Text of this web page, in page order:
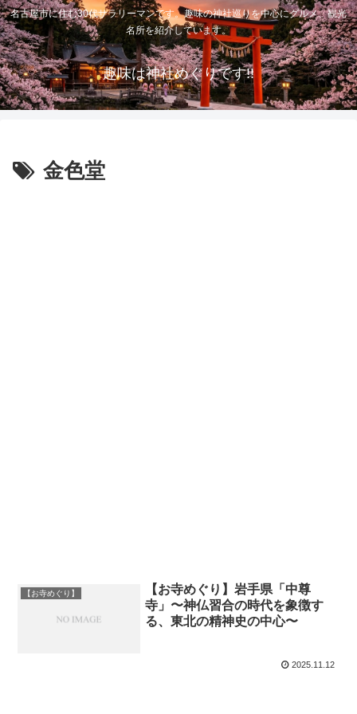
名古屋市に住む30代サラリーマンです。趣味の神社巡りを中心にグルメ、観光
名所を紹介しています。
趣味は神社めぐりです!!
金色堂
【お寺めぐり】
【お寺めぐり】岩手県「中尊
寺」〜神仏習合の時代を象徴す
る、東北の精神史の中心〜
2025.11.12